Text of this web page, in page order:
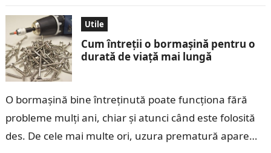
Utile
Cum întreții o bormașină pentru o
durată de viață mai lungă
O bormașină bine întreținută poate funcționa fără
probleme mulți ani, chiar și atunci când este folosită
des. De cele mai multe ori, uzura prematură apare